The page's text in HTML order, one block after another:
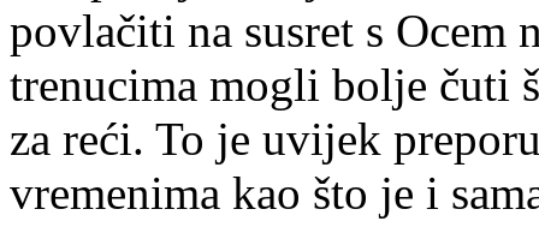
povlačiti na susret s Ocem
trenucima mogli bolje čuti
za reći. To je uvijek
vremenima kao što je i